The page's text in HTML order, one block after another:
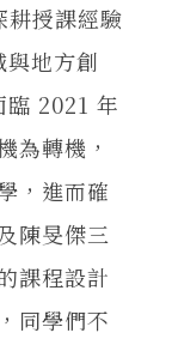
授課經驗
地方創
臨 2021 年
為轉機，
，進而確
陳旻傑三
課程設計
同學們不